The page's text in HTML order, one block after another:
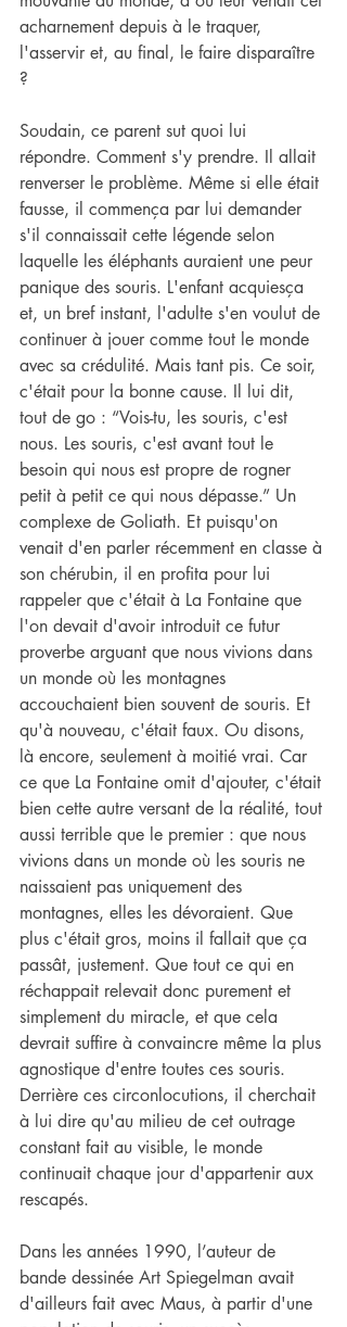
acharnement depuis à le traquer,
l'asservir et, au final, le faire disparaître
?
Soudain, ce parent sut quoi lui
répondre. Comment s'y prendre. Il allait
renverser le problème. Même si elle était
fausse, il commença par lui demander
s'il connaissait cette légende selon
laquelle les éléphants auraient une peur
panique des souris. L'enfant acquiesça
et, un bref instant, l'adulte s'en voulut de
continuer à jouer comme tout le monde
avec sa crédulité. Mais tant pis. Ce soir,
c'était pour la bonne cause. Il lui dit,
tout de go : “Vois-tu, les souris, c'est
nous. Les souris, c'est avant tout le
besoin qui nous est propre de rogner
petit à petit ce qui nous dépasse.” Un
complexe de Goliath. Et puisqu'on
venait d'en parler récemment en classe à
son chérubin, il en profita pour lui
rappeler que c'était à La Fontaine que
l'on devait d'avoir introduit ce futur
proverbe arguant que nous vivions dans
un monde où les montagnes
accouchaient bien souvent de souris. Et
qu'à nouveau, c'était faux. Ou disons,
là encore, seulement à moitié vrai. Car
ce que La Fontaine omit d'ajouter, c'était
bien cette autre versant de la réalité, tout
aussi terrible que le premier : que nous
vivions dans un monde où les souris ne
naissaient pas uniquement des
montagnes, elles les dévoraient. Que
plus c'était gros, moins il fallait que ça
passât, justement. Que tout ce qui en
réchappait relevait donc purement et
simplement du miracle, et que cela
devrait suffire à convaincre même la plus
agnostique d'entre toutes ces souris.
Derrière ces circonlocutions, il cherchait
à lui dire qu'au milieu de cet outrage
constant fait au visible, le monde
continuait chaque jour d'appartenir aux
rescapés.
Dans les années 1990, l’auteur de
bande dessinée Art Spiegelman avait
d'ailleurs fait avec Maus, à partir d'une